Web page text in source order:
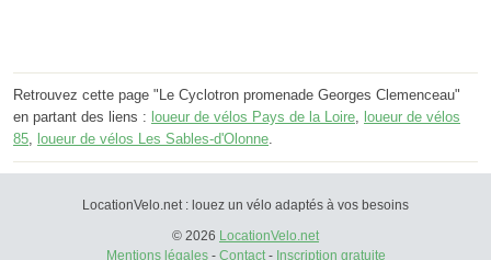
Retrouvez cette page "Le Cyclotron promenade Georges Clemenceau"
en partant des liens : loueur de vélos Pays de la Loire, loueur de vélos
85, loueur de vélos Les Sables-d'Olonne.
LocationVelo.net : louez un vélo adaptés à vos besoins
© 2026 LocationVelo.net
Mentions légales- Contact- Inscription gratuite